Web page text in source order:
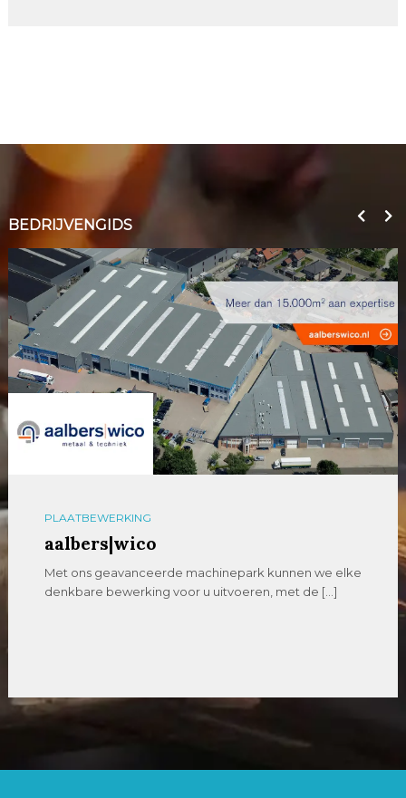
BEDRIJVENGIDS
PLAATBEWERKING
aalbers|wico
Met ons geavanceerde machinepark kunnen we elke
denkbare bewerking voor u uitvoeren, met de […]